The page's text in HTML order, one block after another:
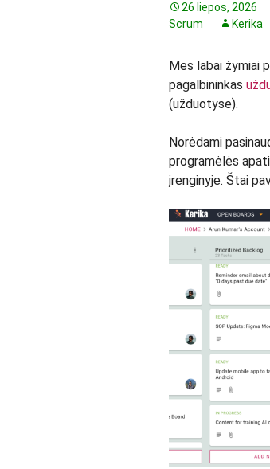
26 liepos, 2026
Scrum
Kerika
Mes labai žymiai
pagalbininkas
(užduotyse).
Norėdami
programėlės
įrenginyje. Štai